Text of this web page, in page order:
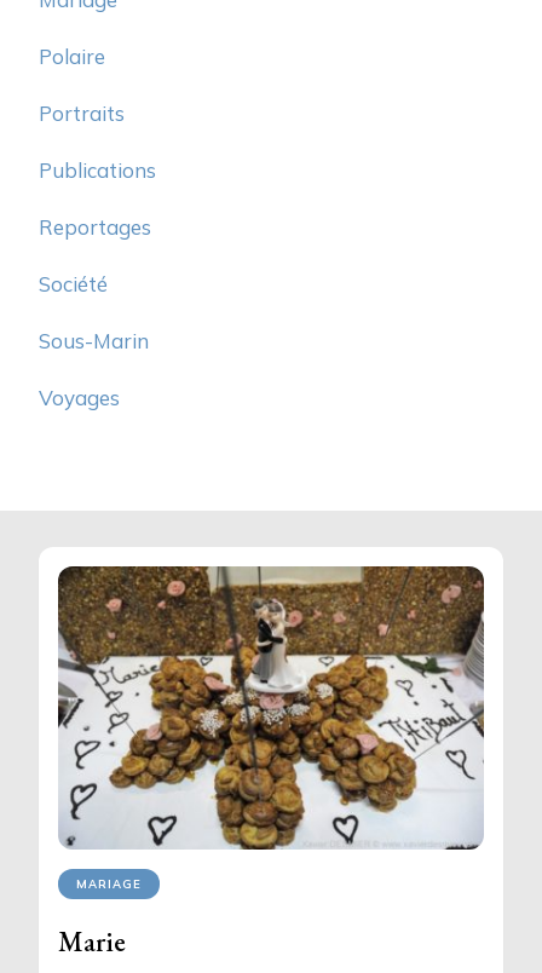
Polaire
Portraits
Publications
Reportages
Société
Sous-Marin
Voyages
MARIAGE
Marie